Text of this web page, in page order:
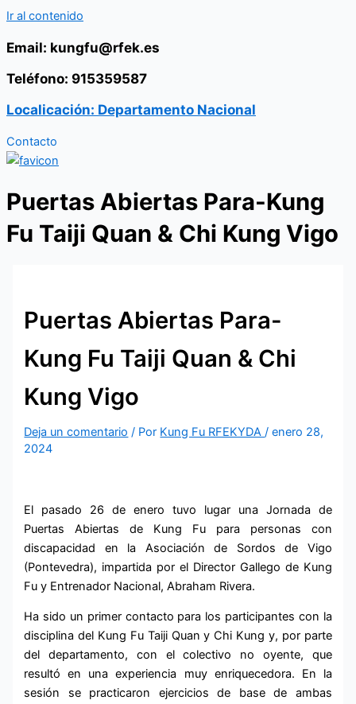
Ir al contenido
Email: kungfu@rfek.es
Teléfono: 915359587
Localicación: Departamento Nacional
Contacto
Puertas Abiertas Para-Kung
Fu Taiji Quan & Chi Kung Vigo
Puertas Abiertas Para-
Kung Fu Taiji Quan & Chi
Kung Vigo
Deja un comentario / Por Kung Fu RFEKYDA/enero 28,
2024
El pasado 26 de enero tuvo lugar una Jornada de
Puertas Abiertas de Kung Fu para personas con
discapacidad en la Asociación de Sordos de Vigo
(Pontevedra), impartida por el Director Gallego de Kung
Fu y Entrenador Nacional, Abraham Rivera.
Ha sido un primer contacto para los participantes con la
disciplina del Kung Fu Taiji Quan y Chi Kung y, por parte
del departamento, con el colectivo no oyente, que
resultó en una experiencia muy enriquecedora. En la
sesión se practicaron ejercicios de base de ambas